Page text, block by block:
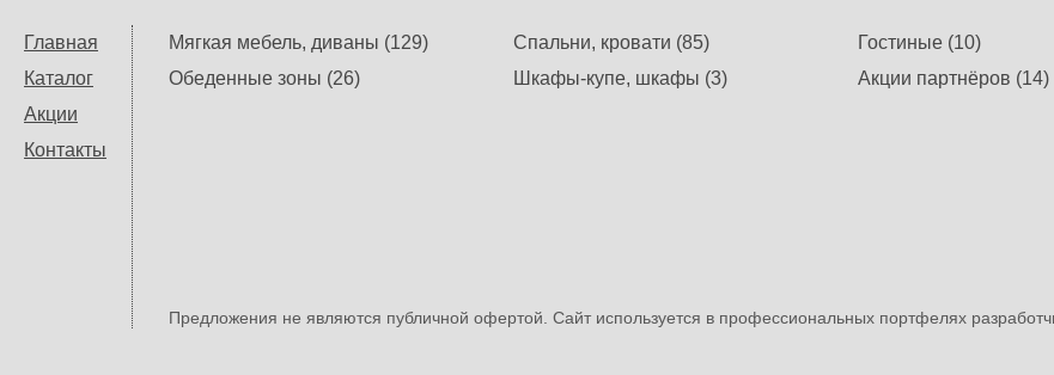
Главная
Каталог
Акции
Контакты
Мягкая мебель, диваны (129) Спальни, кровати (85)
Гостиные (10)
Обеденные зоны (26)
Шкафы-купе, шкафы (3) Акции партнёров (14)
Предложения не являются публичной офертой. Сайт используется в профессиональных портфелях